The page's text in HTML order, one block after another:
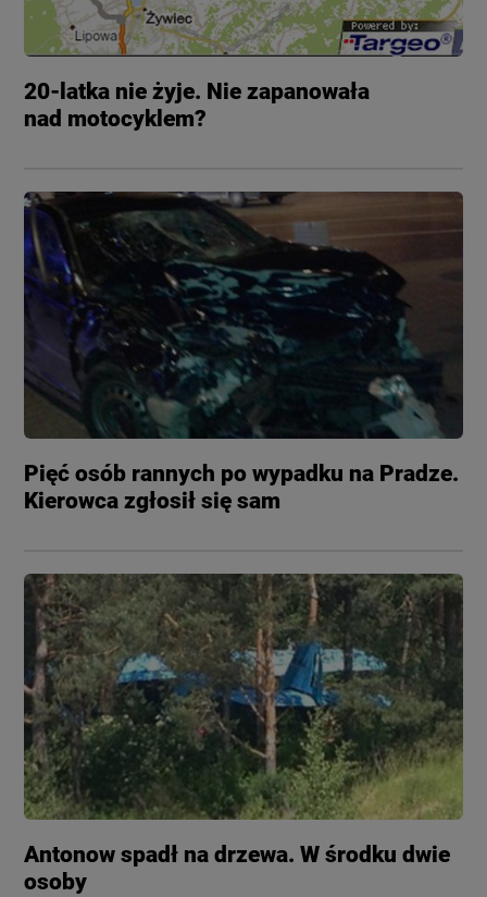
20-latka nie żyje. Nie zapanowała
nad motocyklem?
Pięć osób rannych po wypadku na Pradze.
Kierowca zgłosił się sam
Antonow spadł na drzewa. W środku dwie
osoby